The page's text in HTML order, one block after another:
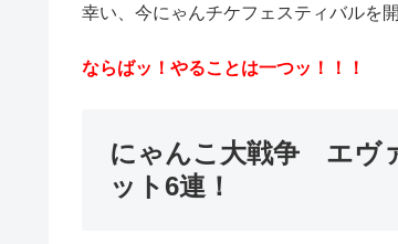
幸い、今にゃんチケフェスティバルを
ならばッ！やることは一つッ！！！
にゃんこ大戦争 エヴ
ット6連！